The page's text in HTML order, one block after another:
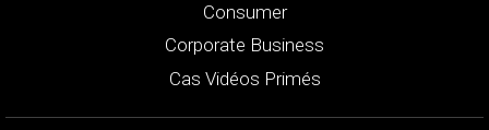
Consumer
Corporate Business
Cas Vidéos Primés